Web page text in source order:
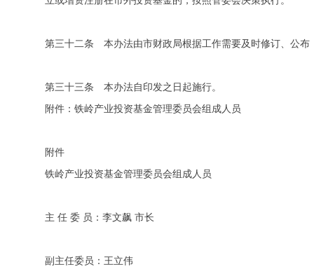
第三十二条 本办法由市财政局根据工作需要及时修订、公布
第三十三条 本办法自印发之日起施行。
附件：铁岭产业投资基金管理委员会组成人员
附件
铁岭产业投资基金管理委员会组成人员
主 任 委 员：李文飙 市长
副主任委员：王立伟